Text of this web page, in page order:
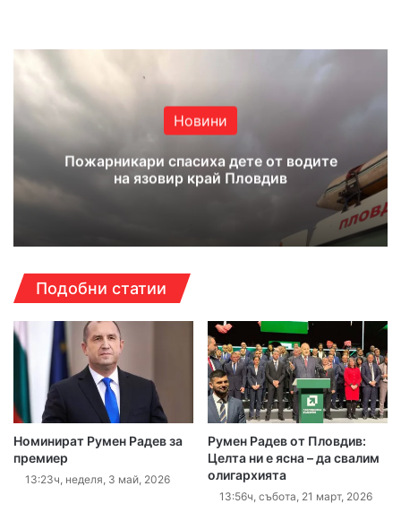
Новини
Пожарникари спасиха дете от водите
на язовир край Пловдив
Подобни статии
Номинират Румен Радев за
премиер
13:23ч, неделя, 3 май, 2026
Румен Радев от Пловдив:
Целта ни е ясна – да свалим
олигархията
13:56ч, събота, 21 март, 2026